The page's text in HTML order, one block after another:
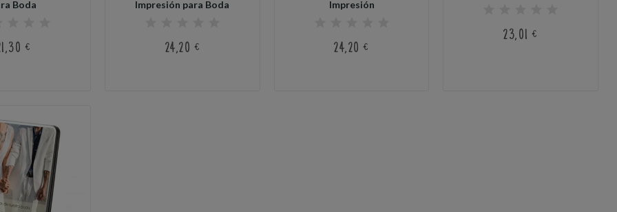
Boda
€
Impresión para Boda
24,20 €
Impresión
24,20 €
23,01 €